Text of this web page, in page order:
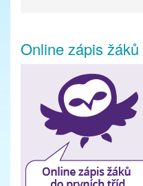
Online zápis